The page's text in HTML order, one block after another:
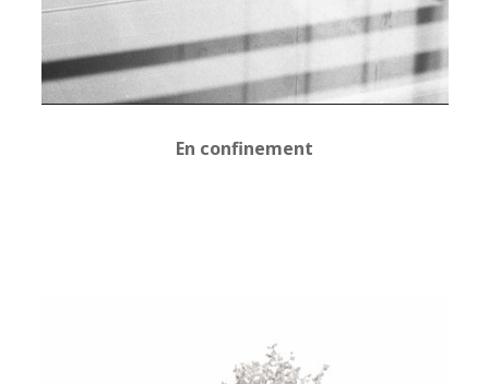
En confinement